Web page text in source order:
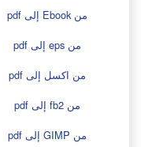
من Ebook إلى pdf
من eps إلى pdf
من اكسل إلى pdf
من fb2 إلى pdf
من GIMP إلى pdf